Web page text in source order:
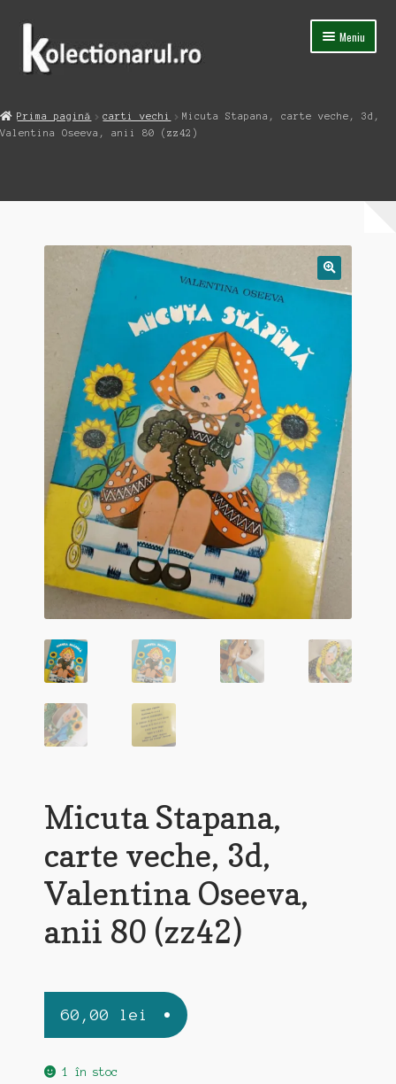
Sari
navigare
Sari
conținut
Meniu
Magazin
Prima pagină carti vechi
Micuta Stapana, carte veche, 3d,
Valentina Oseeva, anii 80 (zz42)
Micuta Stapana,
carte veche, 3d,
Valentina Oseeva,
anii 80 (zz42)
60,00 lei
1 în stoc